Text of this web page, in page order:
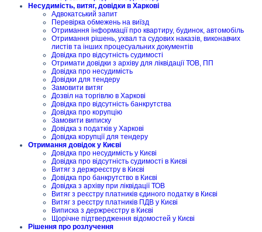
Несудимість, витяг, довідки в Харкові
Адвокатський запит
Перевірка обмежень на виїзд
Отримання інформації про квартиру, будинок, автомобіль
Отримання рішень, ухвал та судових наказів, виконавчих
листів та інших процесуальних документів
Довідка про відсутність судимості
Отримати довідки з архіву для ліквідації ТОВ, ПП
Довідка про несудимість
Довідки для тендеру
Замовити витяг
Дозвіл на торгівлю в Харкові
Довідка про відсутність банкрутства
Довідка про корупцію
Замовити виписку
Довідка з податків у Харкові
Довідка корупції для тендеру
Отримання довідок у Києві
Довідка про несудимість у Києві
Довідка про відсутність судимості в Києві
Витяг з держреєстру в Києві
Довідка про банкрутство в Києві
Довідка з архіву при ліквідації ТОВ
Витяг з реєстру платників єдиного податку в Києві
Витяг з реєстру платників ПДВ у Києві
Виписка з держреєстру в Києві
Щорічне підтвердження відомостей у Києві
Рішення про розлучення